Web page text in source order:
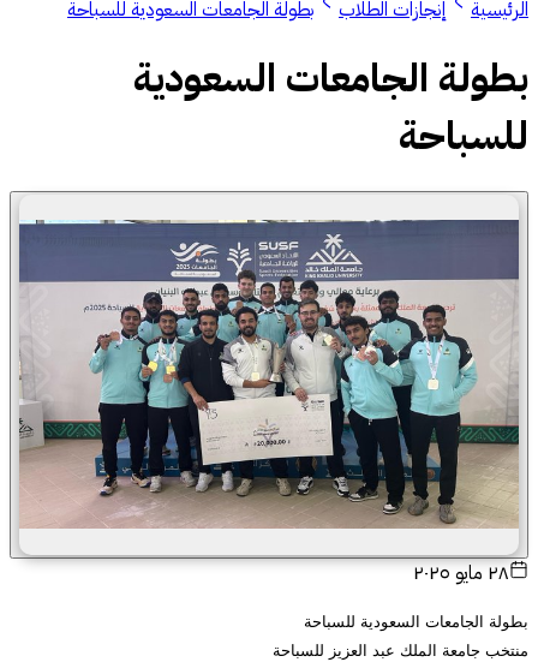
الرئيسية
إنجازات الطلاب بطولة الجامعات السعودية للسباحة
بطولة الجامعات السعودية
للسباحة
٢٨ مايو ٢٠٢٥
بطولة الجامعات السعودية للسباحة
منتخب جامعة الملك عبد العزيز للسباحة